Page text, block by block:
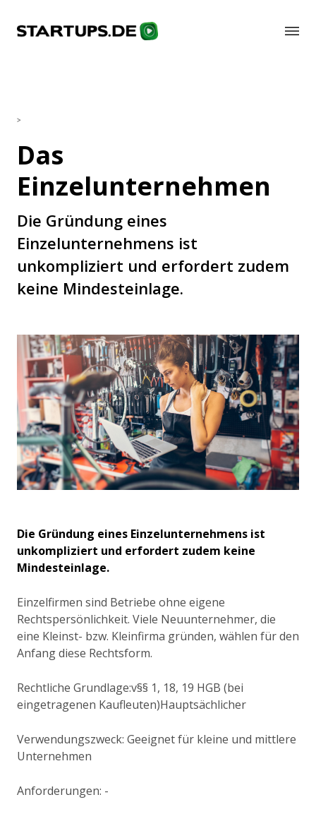
>
Das
Einzelunternehmen
Die Gründung eines
Einzelunternehmens ist
unkompliziert und erfordert zudem
keine Mindesteinlage.
Die Gründung eines Einzelunternehmens ist
unkompliziert und erfordert zudem keine
Mindesteinlage.
Einzelfirmen sind Betriebe ohne eigene
Rechtspersönlichkeit. Viele Neuunternehmer, die
eine Kleinst- bzw. Kleinfirma gründen, wählen für den
Anfang diese Rechtsform.
Rechtliche Grundlage:v§§ 1, 18, 19 HGB (bei
eingetragenen Kaufleuten)Hauptsächlicher
Verwendungszweck: Geeignet für kleine und mittlere
Unternehmen
Anforderungen: -